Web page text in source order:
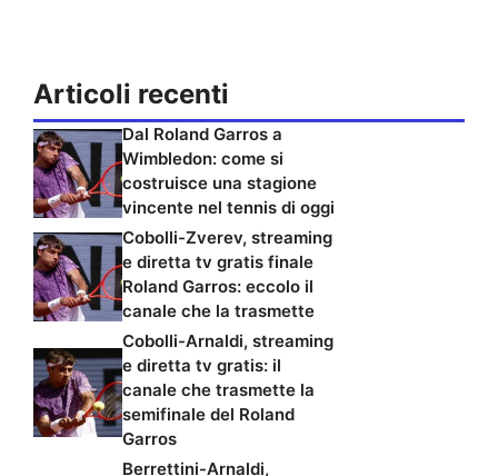
Articoli recenti
Dal Roland Garros a
Wimbledon: come si
costruisce una stagione
vincente nel tennis di oggi
Cobolli-Zverev, streaming
e diretta tv gratis finale
Roland Garros: eccolo il
canale che la trasmette
Cobolli-Arnaldi, streaming
e diretta tv gratis: il
canale che trasmette la
semifinale del Roland
Garros
Berrettini-Arnaldi,